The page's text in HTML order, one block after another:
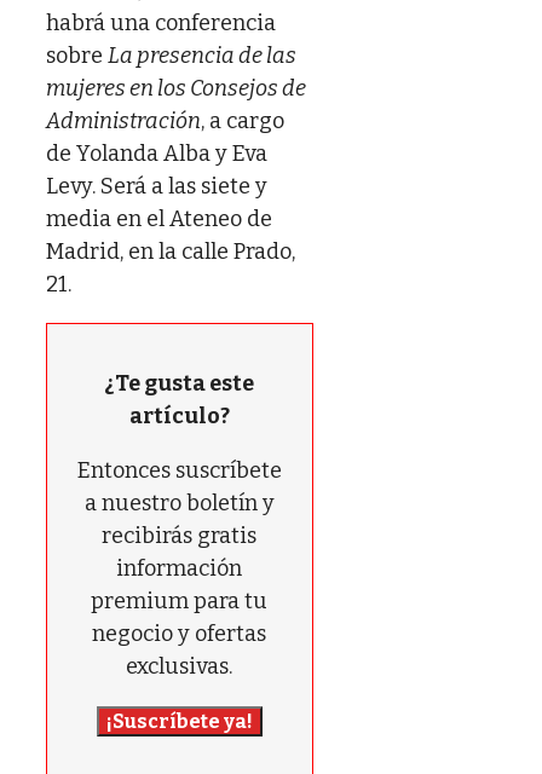
habrá una conferencia
sobre La presencia de las
mujeres en los Consejos de
Administración, a cargo
de Yolanda Alba y Eva
Levy. Será a las siete y
media en el Ateneo de
Madrid, en la calle Prado,
21.
¿Te gusta este
artículo?
Entonces suscríbete
a nuestro boletín y
recibirás gratis
información
premium para tu
negocio y ofertas
exclusivas.
¡Suscríbete ya!